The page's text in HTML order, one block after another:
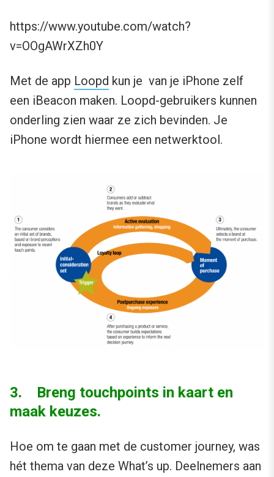
https://www.youtube.com/watch?
v=OOgAWrXZh0Y
Met de app Loopd kun je van je iPhone zelf
een iBeacon maken. Loopd-gebruikers kunnen
onderling zien waar ze zich bevinden. Je
iPhone wordt hiermee een netwerktool.
3. Breng touchpoints in kaart en
maak keuzes.
Hoe om te gaan met de customer journey, was
hét thema van deze What’s up. Deelnemers aan